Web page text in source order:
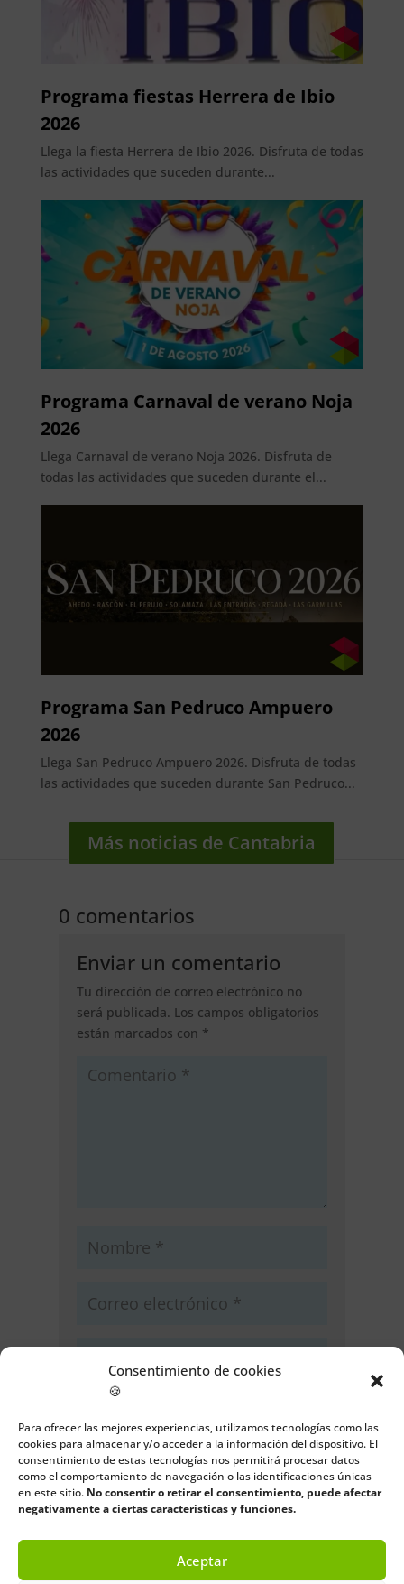
Consentimiento de cookies
🍪
Para ofrecer las mejores experiencias, utilizamos tecnologías como las
cookies para almacenar y/o acceder a la información del dispositivo. El
consentimiento de estas tecnologías nos permitirá procesar datos
como el comportamiento de navegación o las identificaciones únicas
en este sitio. No consentir o retirar el consentimiento, puede afectar
negativamente a ciertas características y funciones.
Aceptar
Programa fiestas Herrera de Ibio
2026
Llega la fiesta Herrera de Ibio 2026. Disfruta de todas
las actividades que suceden durante...
Programa Carnaval de verano Noja
2026
Llega Carnaval de verano Noja 2026. Disfruta de
todas las actividades que suceden durante el...
Programa San Pedruco Ampuero
2026
Llega San Pedruco Ampuero 2026. Disfruta de todas
las actividades que suceden durante San Pedruco...
Más noticias de Cantabria
0 comentarios
Enviar un comentario
Tu dirección de correo electrónico no
será publicada. Los campos obligatorios
están marcados con *
electrónico y web en este navegador
para la próxima vez que comente.
Enviar comentario